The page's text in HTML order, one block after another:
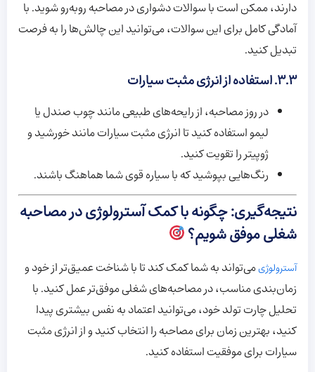
دارند، ممکن است با سوالات دشواری در مصاحبه روبه‌رو شوید. با
آمادگی کامل برای این سوالات، می‌توانید این چالش‌ها را به فرصت
تبدیل کنید.
۳.۳. استفاده از انرژی مثبت سیارات
در روز مصاحبه، از رایحه‌های طبیعی مانند چوب صندل یا
لیمو استفاده کنید تا انرژی مثبت سیارات مانند خورشید و
ژوپیتر را تقویت کنید.
رنگ‌هایی بپوشید که با سیاره قوی شما هماهنگ باشند.
نتیجه‌گیری: چگونه با کمک آسترولوژی در مصاحبه
شغلی موفق شویم؟
آسترولوژیمی‌تواند به شما کمک کند تا با شناخت عمیق‌تر از خود و
زمان‌بندی مناسب، در مصاحبه‌های شغلی موفق‌تر عمل کنید. با
تحلیل چارت تولد خود، می‌توانید اعتماد به نفس بیشتری پیدا
کنید، بهترین زمان برای مصاحبه را انتخاب کنید و از انرژی مثبت
سیارات برای موفقیت استفاده کنید.